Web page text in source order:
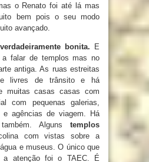
o Renato foi até lá mas
bem pois o seu modo
avançado.
verdadeiramente bonita. E
a falar de templos mas no
antiga. As ruas estreitas
livres de trânsito e há
muitas casas casas com
com pequenas galerias,
e agências de viagem. Há
Alguns templos
com vistas sobre a
e museus. O único que
a atenção foi o TAEC. É